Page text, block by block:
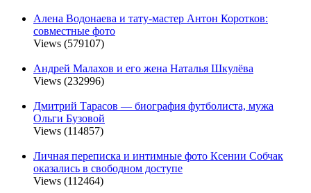
Алена Водонаева и тату-мастер Антон Коротков:
совместные фото
Views (579107)
Андрей Малахов и его жена Наталья Шкулёва
Views (232996)
Дмитрий Тарасов — биография футболиста, мужа
Ольги Бузовой
Views (114857)
Личная переписка и интимные фото Ксении Собчак
оказались в свободном доступе
Views (112464)